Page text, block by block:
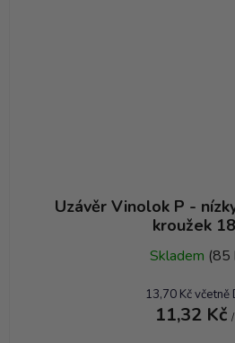
Uzávěr Vinolok P -
kroužek
Skladem (85
13,70 Kč včetně
11,32 Kč